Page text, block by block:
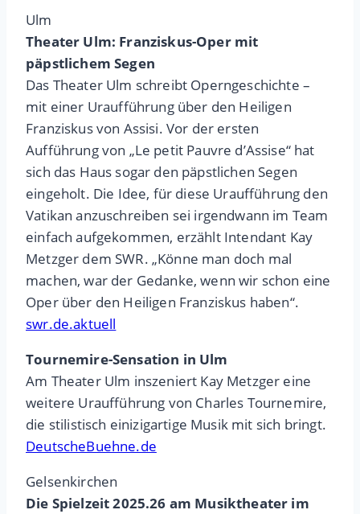
Ulm
Theater Ulm: Franziskus-Oper mit
päpstlichem Segen
Das Theater Ulm schreibt Operngeschichte –
mit einer Uraufführung über den Heiligen
Franziskus von Assisi. Vor der ersten
Aufführung von „Le petit Pauvre d’Assise“ hat
sich das Haus sogar den päpstlichen Segen
eingeholt. Die Idee, für diese Uraufführung den
Vatikan anzuschreiben sei irgendwann im Team
einfach aufgekommen, erzählt Intendant Kay
Metzger dem SWR. „Könne man doch mal
machen, war der Gedanke, wenn wir schon eine
Oper über den Heiligen Franziskus haben“.
swr.de.aktuell
Tournemire-Sensation in Ulm
Am Theater Ulm inszeniert Kay Metzger eine
weitere Uraufführung von Charles Tournemire,
die stilistisch einizigartige Musik mit sich bringt.
DeutscheBuehne.de
Gelsenkirchen
Die Spielzeit 2025.26 am Musiktheater im